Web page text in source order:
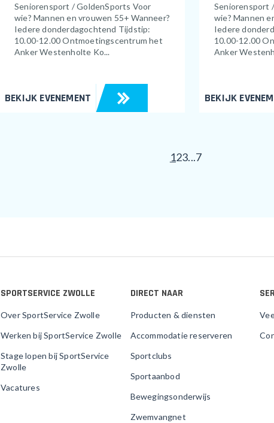
Seniorensport / GoldenSports Voor
wie? Mannen en vrouwen 55+ Wanneer?
Iedere donderdagochtend Tijdstip:
10.00-12.00 Ontmoetingscentrum het
Anker Westenholte Ko...
BEKIJK EVENEMENT
Seniorensport
wie? Mannen
Iedere
10.00-12.00
Anker
BEKIJK
123...7
SPORTSERVICE ZWOLLE
Over SportService Zwolle
Werken bij SportService Zwolle
Stage lopen bij SportService
Zwolle
Vacatures
DIRECT NAAR
Producten & diensten
Accommodatie reserveren
Sportclubs
Sportaanbod
Bewegingsonderwijs
Zwemvangnet